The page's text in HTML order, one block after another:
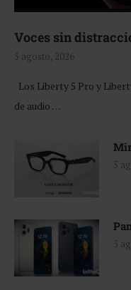
Voces sin
5 agosto, 2026
Los Liberty 5 Pro y
de audio …
5
5